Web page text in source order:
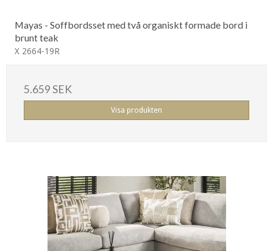
Mayas - Soffbordsset med två organiskt formade bord i
brunt teak
X 2664-19R
5.659 SEK
Visa produkten